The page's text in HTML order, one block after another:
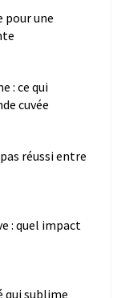
pour une
: ce qui
cuvée
réussi entre
: quel impact
qui sublime